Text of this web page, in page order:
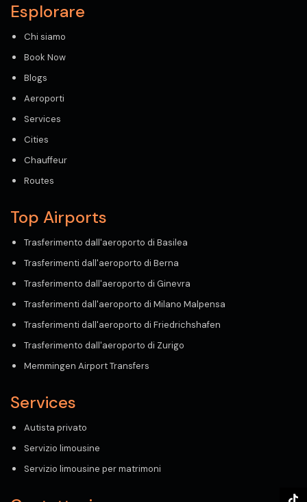
Esplorare
Chi siamo
Book Now
Blogs
Aeroporti
Services
Cities
Chauffeur
Routes
Top Airports
Trasferimento dall'aeroporto di Basilea
Trasferimenti dall'aeroporto di Berna
Trasferimento dall'aeroporto di Ginevra
Trasferimenti dall'aeroporto di Milano Malpensa
Trasferimenti dall'aeroporto di Friedrichshafen
Trasferimento dall'aeroporto di Zurigo
Memmingen Airport Transfers
Services
Autista privato
Servizio limousine
Servizio limousine per matrimoni